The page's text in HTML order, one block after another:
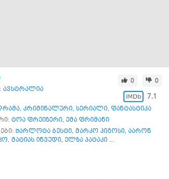
ავსტრალია
0 0
7.1
, კრიმინალური, სერიალი, ფანტასტიკა
ტოა ფრეიზერი, ემა ფრიმანი
შარლოტა ბესტი, მარკო პიგოსი, აარონ
, მატიას ინვუდი, ელზა პატაკი ...